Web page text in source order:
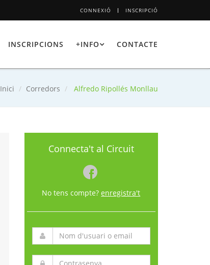
CONNEXIÓ INSCRIPCIÓ
INSCRIPCIONS +INFO CONTACTE
Inici Corredors Alfredo Ripollés Monllau
Connecta't al Circuit
No tens compte?enregistra't